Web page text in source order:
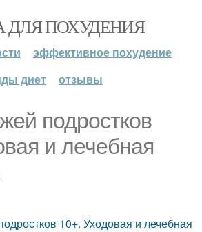
ДЛЯ ПОХУДЕНИЯ
эффективное похудение
диет
отзывы
подростков
и лечебная
10+. Уходовая и лечебная